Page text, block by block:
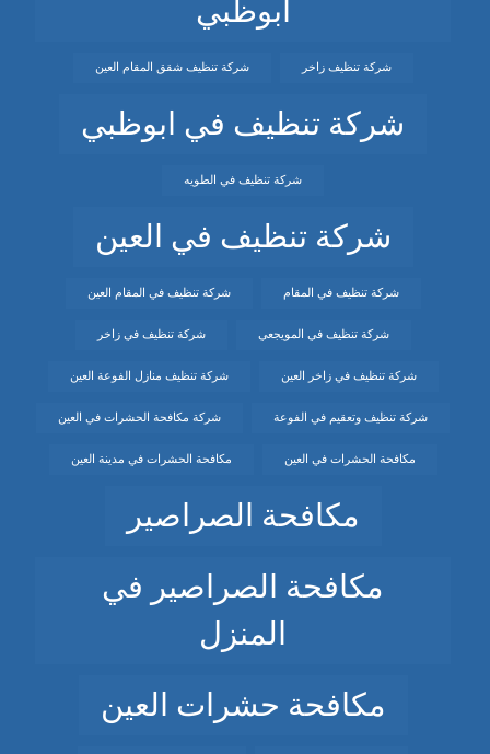
ابوظبي
شركة تنظيف زاخر شركة تنظيف شقق المقام العين
شركة تنظيف في ابوظبي
شركة تنظيف في الطويه
شركة تنظيف في العين
شركة تنظيف في المقام شركة تنظيف في المقام العين
شركة تنظيف في المويجعي شركة تنظيف في زاخر
شركة تنظيف في زاخر العين شركة تنظيف منازل الفوعة العين
شركة تنظيف وتعقيم في الفوعة شركة مكافحة الحشرات في العين
مكافحة الحشرات في العين مكافحة الحشرات في مدينة العين
مكافحة الصراصير
مكافحة الصراصير في
المنزل
مكافحة حشرات العين